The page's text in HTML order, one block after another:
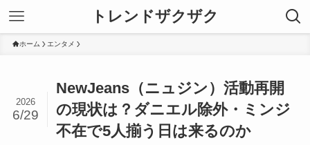
トレンドザクザク
ホーム エンタメ
NewJeans（ニュジン）活動再開
の現状は？ダニエル除外・ミンジ
不在で5人揃う日は来るのか
2026
6/29